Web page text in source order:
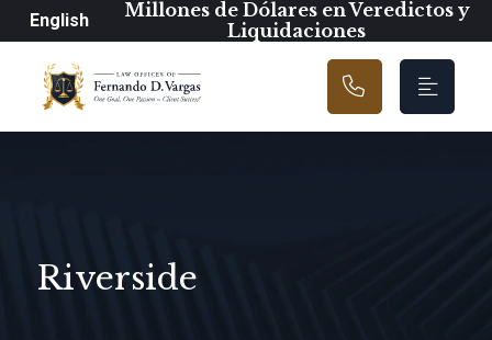
Navegación
English
Millones de Dólares en Veredictos y
Liquidaciones
Riverside